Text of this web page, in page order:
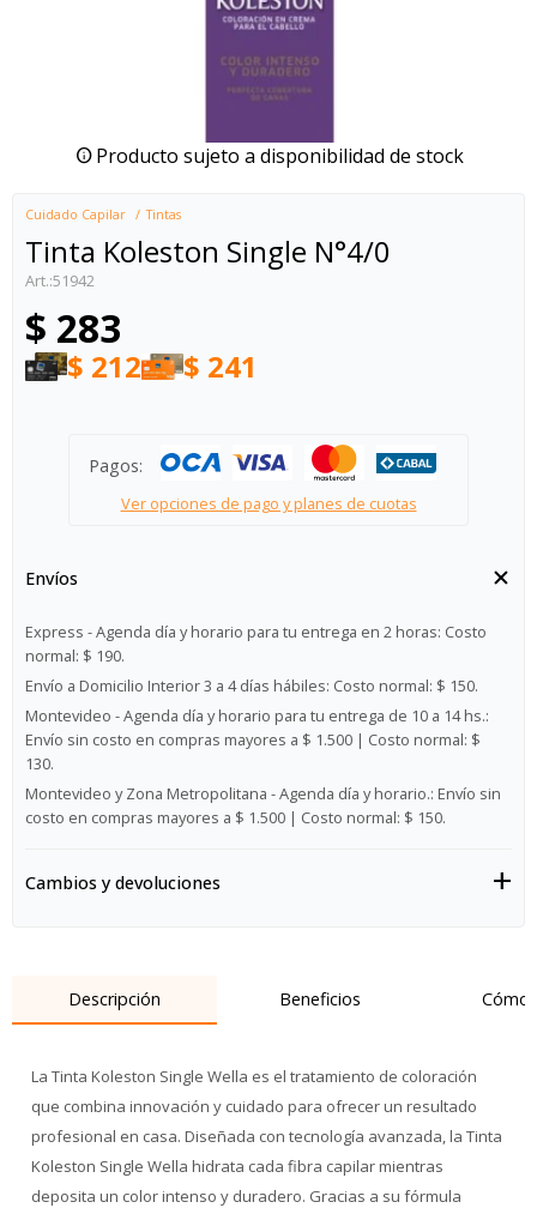
Producto sujeto a disponibilidad de stock
Cuidado Capilar Tintas
Tinta Koleston Single N°4/0
51942
$ 283
$ 212 $ 241
Pagos:
Ver opciones de pago y planes de cuotas
Envíos
Express - Agenda día y horario para tu entrega en 2 horas: Costo
normal: $ 190.
Envío a Domicilio Interior 3 a 4 días hábiles: Costo normal: $ 150.
Montevideo - Agenda día y horario para tu entrega de 10 a 14 hs.:
Envío sin costo en compras mayores a $ 1.500 | Costo normal: $
130.
Montevideo y Zona Metropolitana - Agenda día y horario.: Envío sin
costo en compras mayores a $ 1.500 | Costo normal: $ 150.
Cambios y devoluciones
Descripción Beneficios Cómo
La Tinta Koleston Single Wella es el tratamiento de coloración
que combina innovación y cuidado para ofrecer un resultado
profesional en casa. Diseñada con tecnología avanzada, la Tinta
Koleston Single Wella hidrata cada fibra capilar mientras
deposita un color intenso y duradero. Gracias a su fórmula